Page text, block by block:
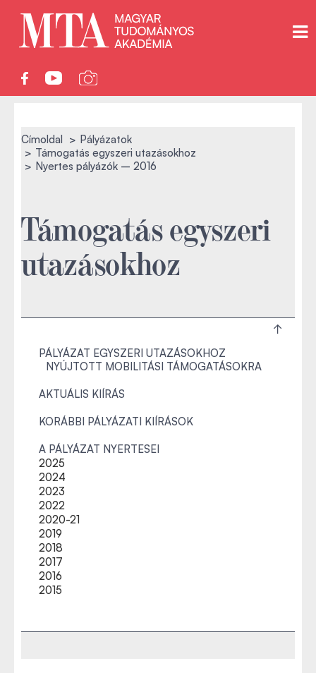
Címoldal
Pályázatok
Támogatás egyszeri utazásokhoz
Nyertes pályázók – 2016
Támogatás egyszeri
utazásokhoz
PÁLYÁZAT EGYSZERI UTAZÁSOKHOZ
NYÚJTOTT MOBILITÁSI TÁMOGATÁSOKRA
AKTUÁLIS KIÍRÁS
KORÁBBI PÁLYÁZATI KIÍRÁSOK
A PÁLYÁZAT NYERTESEI
2025
2024
2023
2022
2020-21
2019
2018
2017
2016
2015